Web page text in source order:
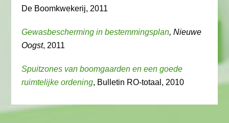
De Boomkwekerij, 2011
Gewasbescherming in bestemmingsplan, Nieuwe
Oogst, 2011
Spuitzones van boomgaarden en een goede
ruimtelijke ordening, Bulletin RO-totaal, 2010